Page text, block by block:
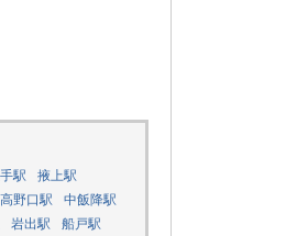
駅
掖上駅
高野口駅
中飯降駅
岩出駅
船戸駅